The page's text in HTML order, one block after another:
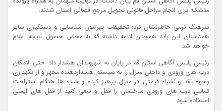
متشکله براي انجام مراحل قانوني تحويل مرجع قضائي استان شدند.
سرهنگ کرمي خاطرنشان کرد: تحقیقات پیرامون شناسایی و دستگیری سایر
همدستان این باند همچنان ادامه داشته که به محض حصول نتیجه اعلام
خواهد شد.
رئیس پلیس آگاهی استان قم در پایان به شهروندان هشدار داد: حتی الامکان
درب های ورودی و داخلی منزل را به سیستم هشداردهنده مجهز و از نگهداری
وجوه نقد و اشیاء قیمتی در منزل پرهیز کرده و شب ها هنگام استراحت
تمامی درب های ورودی ساختمان را قفل و سعی کنید از قفل های ایمنی
استفاده شود.